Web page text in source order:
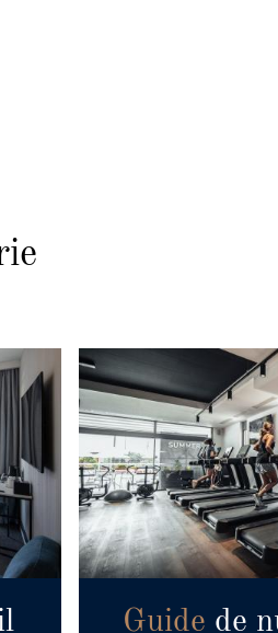
Guide de